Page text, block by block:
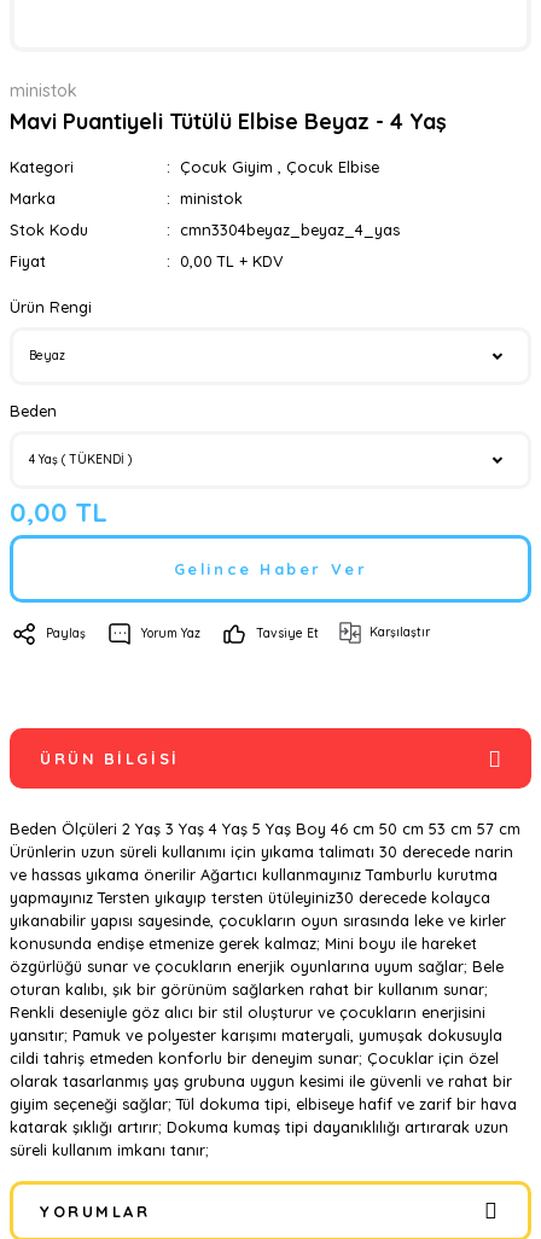
ministok
Mavi Puantiyeli Tütülü Elbise Beyaz - 4 Yaş
Kategori Çocuk Giyim
Çocuk Elbise
Marka
ministok
Stok Kodu
cmn3304beyaz_beyaz_4_yas
Fiyat
0,00 TL + KDV
Ürün Rengi
Beden
0,00 TL
Gelince Haber Ver
Paylaş Yorum Yaz Tavsiye Et Karşılaştır
ÜRÜN BILGISI
Beden Ölçüleri 2 Yaş 3 Yaş 4 Yaş 5 Yaş Boy 46 cm 50 cm 53 cm 57 cm
Ürünlerin uzun süreli kullanımı için yıkama talimatı 30 derecede narin
ve hassas yıkama önerilir Ağartıcı kullanmayınız Tamburlu kurutma
yapmayınız Tersten yıkayıp tersten ütüleyiniz30 derecede kolayca
yıkanabilir yapısı sayesinde, çocukların oyun sırasında leke ve kirler
konusunda endişe etmenize gerek kalmaz; Mini boyu ile hareket
özgürlüğü sunar ve çocukların enerjik oyunlarına uyum sağlar; Bele
oturan kalıbı, şık bir görünüm sağlarken rahat bir kullanım sunar;
Renkli deseniyle göz alıcı bir stil oluşturur ve çocukların enerjisini
yansıtır; Pamuk ve polyester karışımı materyali, yumuşak dokusuyla
cildi tahriş etmeden konforlu bir deneyim sunar; Çocuklar için özel
olarak tasarlanmış yaş grubuna uygun kesimi ile güvenli ve rahat bir
giyim seçeneği sağlar; Tül dokuma tipi, elbiseye hafif ve zarif bir hava
katarak şıklığı artırır; Dokuma kumaş tipi dayanıklılığı artırarak uzun
süreli kullanım imkanı tanır;
YORUMLAR